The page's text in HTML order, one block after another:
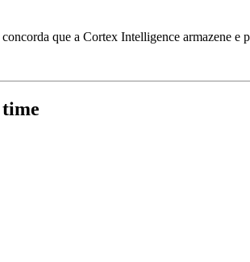
que a Cortex Intelligence armazene e
time